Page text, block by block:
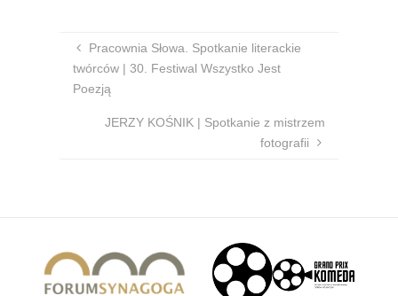
Pracownia Słowa. Spotkanie literackie
twórców | 30. Festiwal Wszystko Jest
Poezją
JERZY KOŚNIK | Spotkanie z mistrzem
fotografii